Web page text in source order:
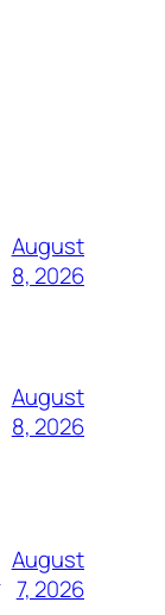
August
8, 2026
August
8, 2026
August
7, 2026